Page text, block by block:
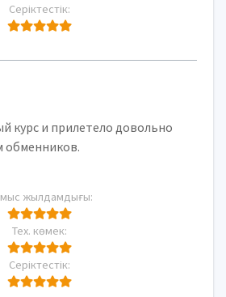
Серіктестік:
курс и прилетело довольно
обменников.
жылдамдығы:
Тех. көмек:
Серіктестік: